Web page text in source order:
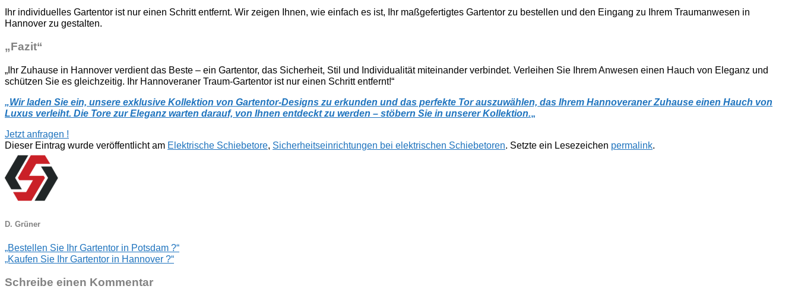
Ihr individuelles Gartentor ist nur einen Schritt entfernt. Wir zeigen Ihnen, wie einfach es ist, Ihr maßgefertigtes Gartentor zu bestellen und den Eingang zu Ihrem Traumanwesen in
Hannover zu gestalten.
„Fazit“
„Ihr Zuhause in Hannover verdient das Beste – ein Gartentor, das Sicherheit, Stil und Individualität miteinander verbindet. Verleihen Sie Ihrem Anwesen einen Hauch von Eleganz und
schützen Sie es gleichzeitig. Ihr Hannoveraner Traum-Gartentor ist nur einen Schritt entfernt!“
„Wir laden Sie ein, unsere exklusive Kollektion von Gartentor-Designs zu erkunden und das perfekte Tor auszuwählen, das Ihrem Hannoveraner Zuhause einen Hauch von
Luxus verleiht. Die Tore zur Eleganz warten darauf, von Ihnen entdeckt zu werden – stöbern Sie in unserer Kollektion.„
Jetzt anfragen !
Dieser Eintrag wurde veröffentlicht am Elektrische Schiebetore, Sicherheitseinrichtungen bei elektrischen Schiebetoren. Setzte ein Lesezeichen permalink.
D. Grüner
„Bestellen Sie Ihr Gartentor in Potsdam ?“
„Kaufen Sie Ihr Gartentor in Hannover ?“
Schreibe einen Kommentar